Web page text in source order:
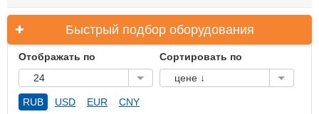
Быстрый подбор оборудования
Отображать по
24
Сортировать по
цене ↓
RUB USD EUR CNY